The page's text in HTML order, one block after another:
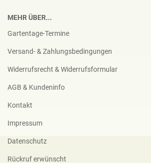
MEHR ÜBER...
Gartentage-Termine
Versand- & Zahlungsbedingungen
Widerrufsrecht & Widerrufsformular
AGB & Kundeninfo
Kontakt
Impressum
Datenschutz
Rückruf erwünscht